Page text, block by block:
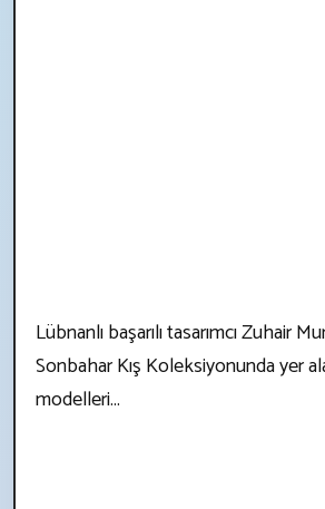
Lübnanlı başarılı tasarımcı Zuhair
Sonbahar Kış Koleksiyonunda yer
modelleri...